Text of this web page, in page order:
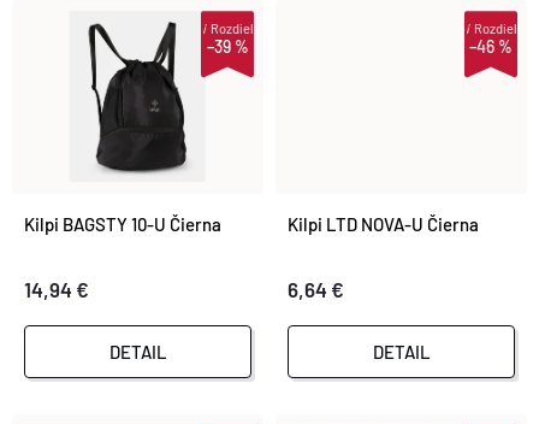
T
O
K
T
O
V
–39 %
iRozdiel
Kilpi BAGSTY 10-U Čierna
14,94 €
DETAIL
–46 %
iRozdiel
Kilpi LTD NOVA-U Čierna
6,64 €
DETAIL